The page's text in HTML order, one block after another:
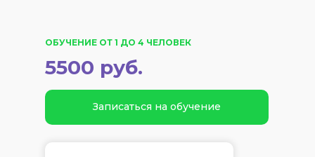
Записаться на обучение
ОБУЧЕНИЕ ОТ 1 ДО 4 ЧЕЛОВЕК
5500 руб.